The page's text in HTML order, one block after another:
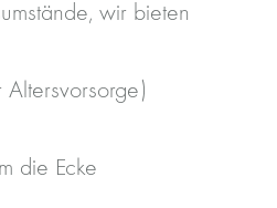
wir bieten
die Ecke